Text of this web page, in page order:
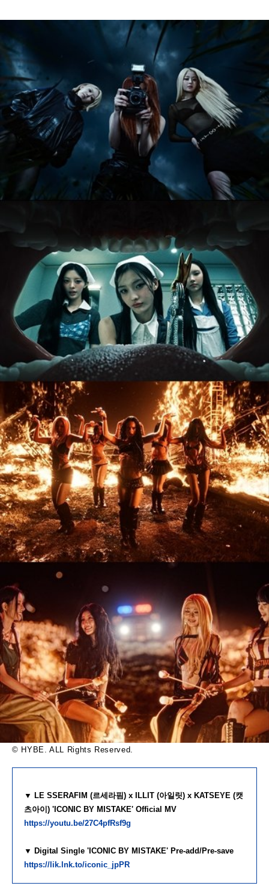
©︎ HYBE. ALL Rights Reserved.
▼ LE SSERAFIM (르세라핌) x ILLIT (아일릿) x KATSEYE (캣
츠아이) 'ICONIC BY MISTAKE' Official MV
https://youtu.be/27C4pfRsf9g
▼ Digital Single 'ICONIC BY MISTAKE' Pre-add/Pre-save
https://lik.lnk.to/iconic_jpPR